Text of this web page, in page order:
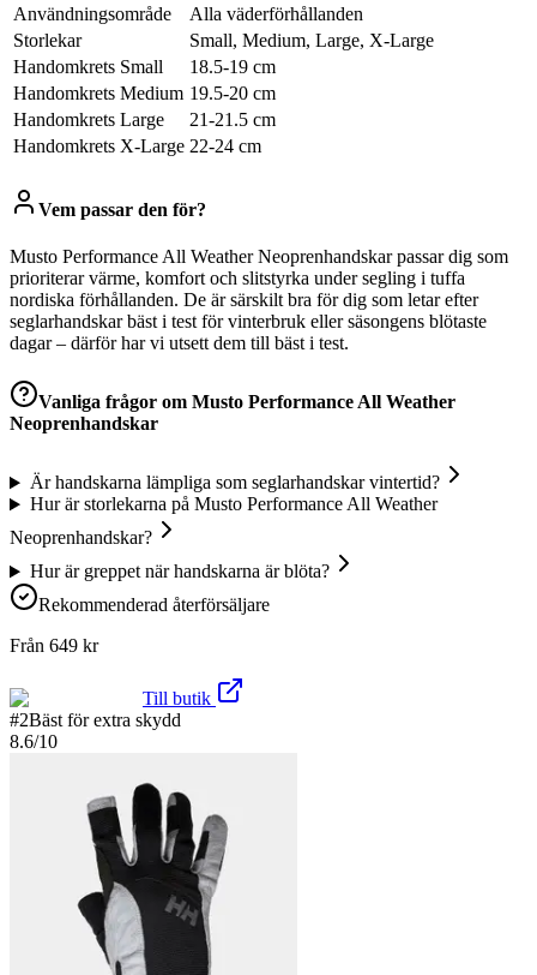
Användningsområde
Alla väderförhållanden
Storlekar
Small, Medium, Large, X-Large
Handomkrets Small
18.5-19 cm
Handomkrets Medium 19.5-20 cm
Handomkrets Large
21-21.5 cm
Handomkrets X-Large 22-24 cm
Vem passar den för?
Musto Performance All Weather Neoprenhandskar passar dig som
prioriterar värme, komfort och slitstyrka under segling i tuffa
nordiska förhållanden. De är särskilt bra för dig som letar efter
seglarhandskar bäst i test för vinterbruk eller säsongens blötaste
dagar – därför har vi utsett dem till bäst i test.
Vanliga frågor om Musto Performance All Weather
Neoprenhandskar
Är handskarna lämpliga som seglarhandskar vintertid?
Hur är storlekarna på Musto Performance All Weather
Neoprenhandskar?
Hur är greppet när handskarna är blöta?
Rekommenderad återförsäljare
Från 649 kr
Till butik
#2Bäst för extra skydd
8.6/10